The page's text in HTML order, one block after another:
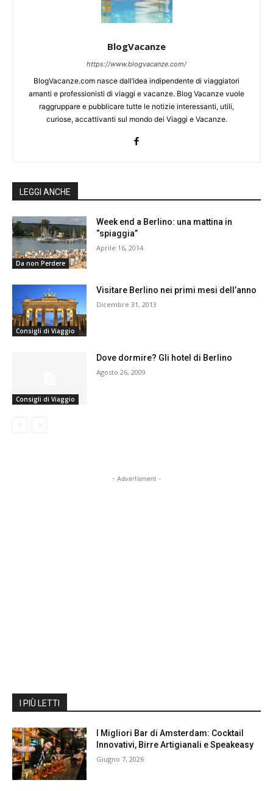
BlogVacanze
https://www.blogvacanze.com/
BlogVacanze.com nasce dall’idea indipendente di viaggiatori
amanti e professionisti di viaggi e vacanze. Blog Vacanze vuole
raggruppare e pubblicare tutte le notizie interessanti, utili,
curiose, accattivanti sul mondo dei Viaggi e Vacanze.
LEGGI ANCHE
Da non Perdere
Week end a Berlino: una mattina in
“spiaggia”
Aprile 16, 2014
Consigli di Viaggio
Visitare Berlino nei primi mesi dell’anno
Dicembre 31, 2013
Consigli di Viaggio
Dove dormire? Gli hotel di Berlino
Agosto 26, 2009
- Advertisment -
I PIÙ LETTI
I Migliori Bar di Amsterdam: Cocktail
Innovativi, Birre Artigianali e Speakeasy
Giugno 7, 2026